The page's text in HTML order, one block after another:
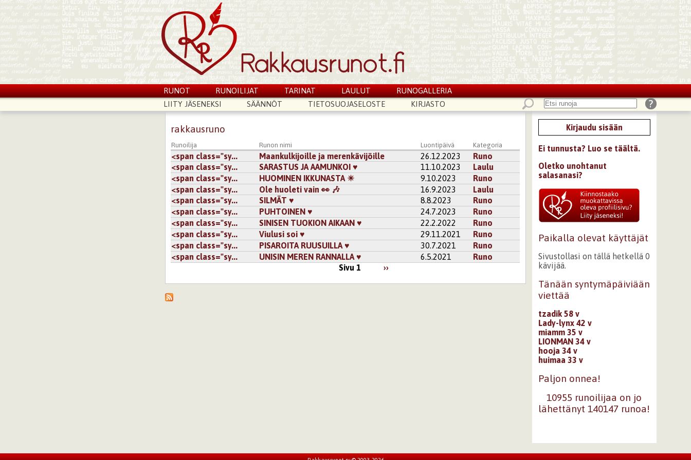
RUNOT RUNOILIJAT TARINAT LAULUT
RUNOGALLERIA
LIITY JÄSENEKSI
SÄÄNNÖT TIETOSUOJASELOSTE KIRJASTO
rakkausruno
Runoilija Runon nimi Luontipäivä Kategoria
<span class="sy... Maankulkijoille ja merenkävijöille 26.12.2023
Runo
<span class="sy...
SARASTUS JA AAMUNKOI ♥ 11.10.2023
Laulu
<span class="sy...
HUOMINEN IKKUNASTA ☀ 9.10.2023
Runo
<span class="sy...
Ole huoleti vain 👀 🎶 16.9.2023
Laulu
<span class="sy...
SILMÄT ♥ 8.8.2023
Runo
<span class="sy...
PUHTOINEN ♥ 24.7.2023
Runo
<span class="sy...
SINISEN TUOKION AIKAAN ♥ 22.2.2022
Runo
<span class="sy...
Viulusi soi ♥ 29.11.2021
Runo
<span class="sy...
PISAROITA RUUSUILLA ♥ 30.7.2021
Runo
<span class="sy...
UNISIN MEREN RANNALLA ♥ 6.5.2021
Runo
Sivu 1
››
Kirjaudu sisään
Ei tunnusta? Luo se täältä.
Oletko unohtanut
salasanasi?
Paikalla olevat käyttäjät
Sivustollasi on tällä hetkellä 0
kävijää.
Tänään syntymäpäiviään
viettää
tzadik 58 v
Lady-lynx 42 v
miamm 35 v
LIONMAN 34 v
hooja 34 v
huimaa 33 v
Paljon onnea!
10955 runoilijaa on jo
lähettänyt 140147 runoa!